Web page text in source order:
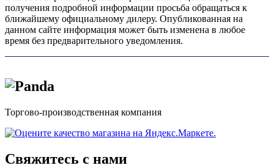
получения подробной информации просьба обращаться к
ближайшему официальному дилеру. Опубликованная на
данном сайте информация может быть изменена в любое
время без предварительного уведомления.
Торгово-производственная компания
Свяжитесь с нами